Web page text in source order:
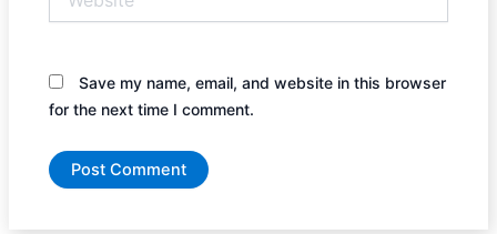
Save my name, email, and website in this browser
for the next time I comment.